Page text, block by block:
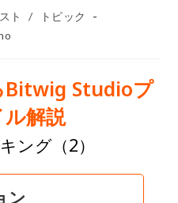
ト /
トピック
Bitwig Studioプ
解説
ング（2）
ン